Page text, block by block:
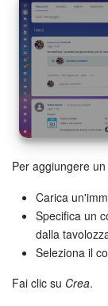
Firma
Firma
Flussi di
Marketing
Gestione
Per aggiungere
Carica
Specifica un
dalla
Seleziona il
Fai clic su Crea.